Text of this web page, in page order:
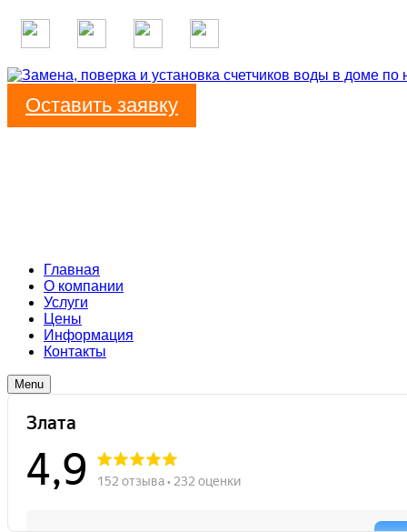
Оставить заявку
Главная
О компании
Услуги
Цены
Информация
Контакты
Menu